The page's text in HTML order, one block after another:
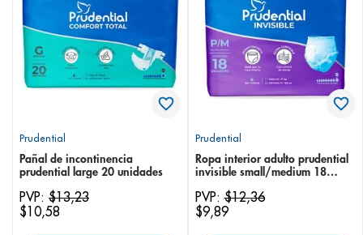
Prudential
Pañal de incontinencia
prudential large 20 unidades
PVP: $13,23
$10,58
Prudential
Ropa interior adulto prudential
invisible small/medium 18
PVP:$12,36
$9,89